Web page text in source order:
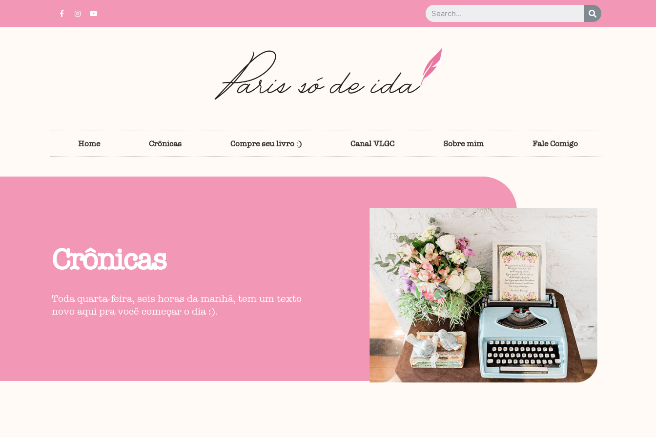
Home Crônicas Compre seu livro :) Canal VLGC Sobre mim Fale Comigo
Crônicas
Toda quarta-feira, seis horas da manhã, tem um texto
novo aqui pra você começar o dia :).